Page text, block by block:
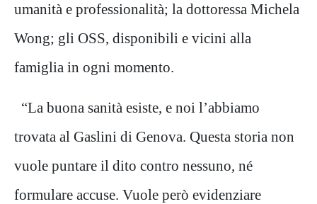
umanità e professionalità; la dottoressa Michela
Wong; gli OSS, disponibili e vicini alla
famiglia in ogni momento.
“La buona sanità esiste, e noi l’abbiamo
trovata al Gaslini di Genova. Questa storia non
vuole puntare il dito contro nessuno, né
formulare accuse. Vuole però evidenziare